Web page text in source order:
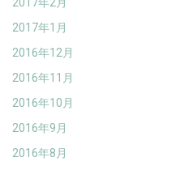
2017年1月
2016年12月
2016年11月
2016年10月
2016年9月
2016年8月